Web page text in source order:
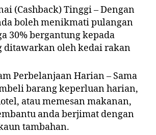
(Cashback) Tinggi – Dengan
boleh menikmati pulangan
30% bergantung kepada
ditawarkan oleh kedai rakan
Perbelanjaan Harian – Sama
barang keperluan harian,
atau memesan makanan,
anda berjimat dengan
tambahan.